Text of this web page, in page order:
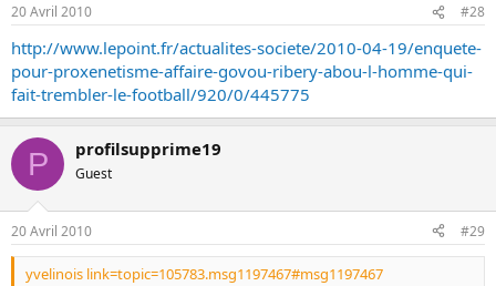
20 Avril 2010 #28
http://www.lepoint.fr/actualites-societe/2010-04-19/enquete-
pour-proxenetisme-affaire-govou-ribery-abou-l-homme-qui-
fait-trembler-le-football/920/0/445775
P profilsupprime19
Guest
20 Avril 2010 #29
yvelinois link=topic=105783.msg1197467#msg1197467